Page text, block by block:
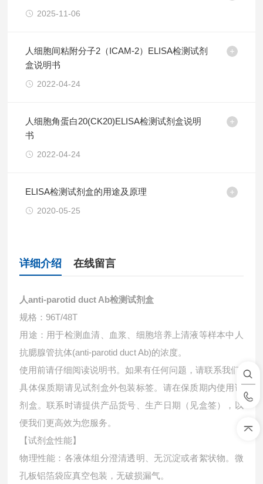
2025-11-06
人细胞间粘附分子2（ICAM-2）ELISA检测试剂
盒说明书
2022-04-24
人细胞角蛋白20(CK20)ELISA检测试剂盒说明
书
2022-04-24
ELISA检测试剂盒的用途及原理
2020-05-25
详细介绍 在线留言
人anti-parotid duct Ab检测试剂盒
规格：96T/48T
用途：用于检测血清、血浆、细胞培养上清液等样本中 人
抗腮腺管抗体(anti-parotid duct Ab)的浓度。
使用前请仔细阅读说明书。如果有任何问题，请联系我们
具体保质期请见试剂盒外包装标签。请在保质期内使用试
剂盒。联系时请提供产品货号、生产日期（见盒签），以
便我们更高效为您服务。
【试剂盒性能】
物理性能：各液体组分澄清透明、无沉淀或者絮状物。微
孔板铝箔袋应真空包装，无破损漏气。